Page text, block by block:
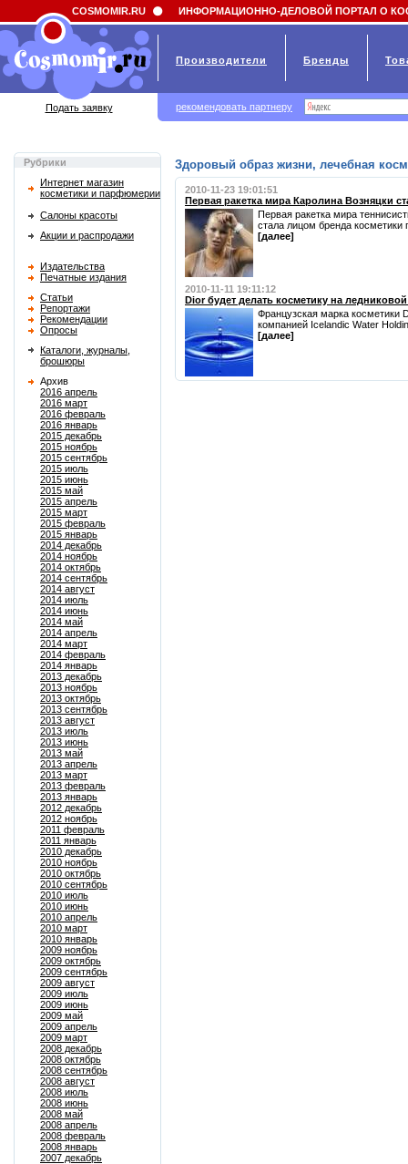
Field 'news_title' doesn't have a default value
Рубрики
Интернет магазин
косметики и парфюмерии
Салоны красоты
Акции и распродажи
Издательства
Печатные издания
Статьи
Репортажи
Рекомендации
Опросы
Каталоги, журналы,
брошюры
Архив
2016 апрель
2016 март
2016 февраль
2016 январь
2015 декабрь
2015 ноябрь
2015 сентябрь
2015 июль
2015 июнь
2015 май
2015 апрель
2015 март
2015 февраль
2015 январь
2014 декабрь
2014 ноябрь
2014 октябрь
2014 сентябрь
2014 август
2014 июль
2014 июнь
2014 май
2014 апрель
2014 март
2014 февраль
2014 январь
2013 декабрь
2013 ноябрь
2013 октябрь
2013 сентябрь
2013 август
2013 июль
2013 июнь
2013 май
2013 апрель
2013 март
2013 февраль
2013 январь
2012 декабрь
2012 ноябрь
2011 февраль
2011 январь
2010 декабрь
2010 ноябрь
2010 октябрь
2010 сентябрь
2010 июль
2010 июнь
2010 апрель
2010 март
2010 январь
2009 ноябрь
2009 октябрь
2009 сентябрь
2009 август
2009 июль
2009 июнь
2009 май
2009 апрель
2009 март
2008 декабрь
2008 октябрь
2008 сентябрь
2008 август
2008 июль
2008 июнь
2008 май
2008 апрель
2008 февраль
2008 январь
2007 декабрь
Здоровый образ жизни, лечебная
2010-11-23 19:01:51
Первая ракетка мира Каролина Возняцки
Первая ракетка мира
стала лицом бренда косметики
[далее]
2010-11-11 19:11:12
Dior будет делать косметику на
Французская марка косметики
компанией Icelandic Water
[далее]
COSMOMIR.RU ИНФОРМАЦИОННО-ДЕЛОВОЙ ПОРТАЛ О
Производители Бренды
Подать заявку рекомендовать партнеру